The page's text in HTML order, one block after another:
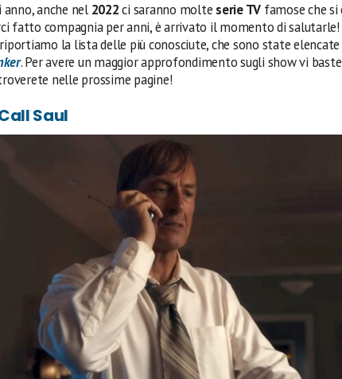
anno, anche nel 2022ci saranno molte serie TV famose che si
fatto compagnia per anni, è arrivato il momento di salutarle!
la lista delle più conosciute, che sono state
. Per avere un maggior approfondimento sugli show vi
nelle prossime pagine!
Saul